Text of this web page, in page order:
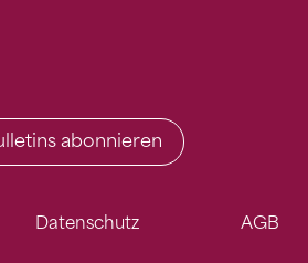
abonnieren
Datenschutz AGB